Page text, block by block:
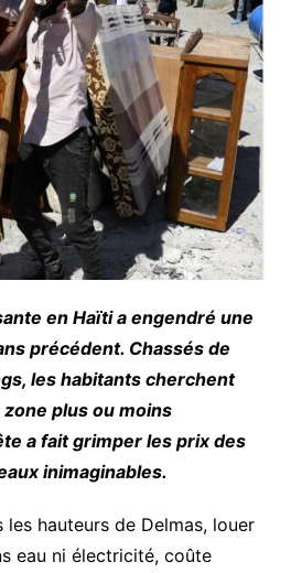
en Haïti a engendré une
précédent. Chassés de
les habitants cherchent
plus ou moins
a fait grimper les prix des
inimaginables.
hauteurs de Delmas, louer
eau ni électricité, coûte